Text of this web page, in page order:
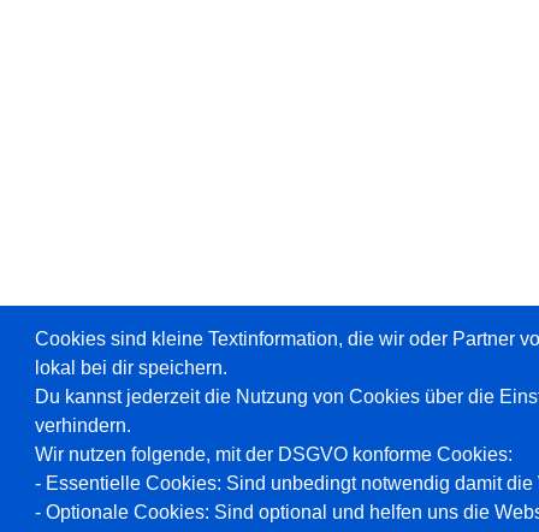
Cookies sind kleine Textinformation, die wir oder Partner
lokal bei dir speichern.
Du kannst jederzeit die Nutzung von Cookies über die
verhindern.
Wir nutzen folgende, mit der DSGVO konforme Cookies:
- Essentielle Cookies: Sind unbedingt notwendig damit
- Optionale Cookies: Sind optional und helfen uns die